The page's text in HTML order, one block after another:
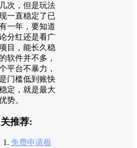
次，但是玩法
一直稳定了已
一年，要知道
分红还是看广
目，能长久稳
软件并不多，
平台不暴力，
门槛低到账快
定，就是最大
势。
推荐:
免费申请极